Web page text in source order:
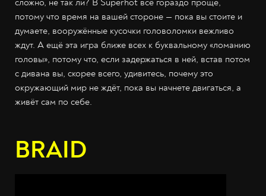
потому что время на вашей стороне — пока вы стоите и
думаете, вооружённые кусочки головоломки вежливо
ждут. А ещё эта игра ближе всех к буквальному «ломанию
головы», потому что, если задержаться в ней, встав потом
с дивана вы, скорее всего, удивитесь, почему это
окружающий мир не ждёт, пока вы начнете двигаться, а
живёт сам по себе.
BRAID